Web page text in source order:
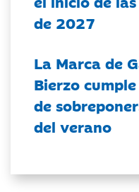
de 2027
La Marca de
Bierzo
de
del verano